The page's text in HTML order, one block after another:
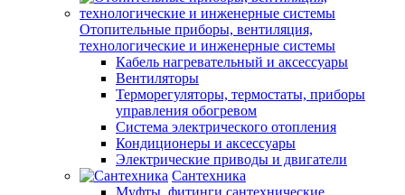
Отопительные приборы, вентиляция,
технологические и инженерные системы
Кабель нагревательный и аксессуары
Вентиляторы
Терморегуляторы, термостаты, приборы
управления обогревом
Система электрического отопления
Кондиционеры и аксессуары
Электрические приводы и двигатели
Сантехника
Муфты, фитинги сантехнические